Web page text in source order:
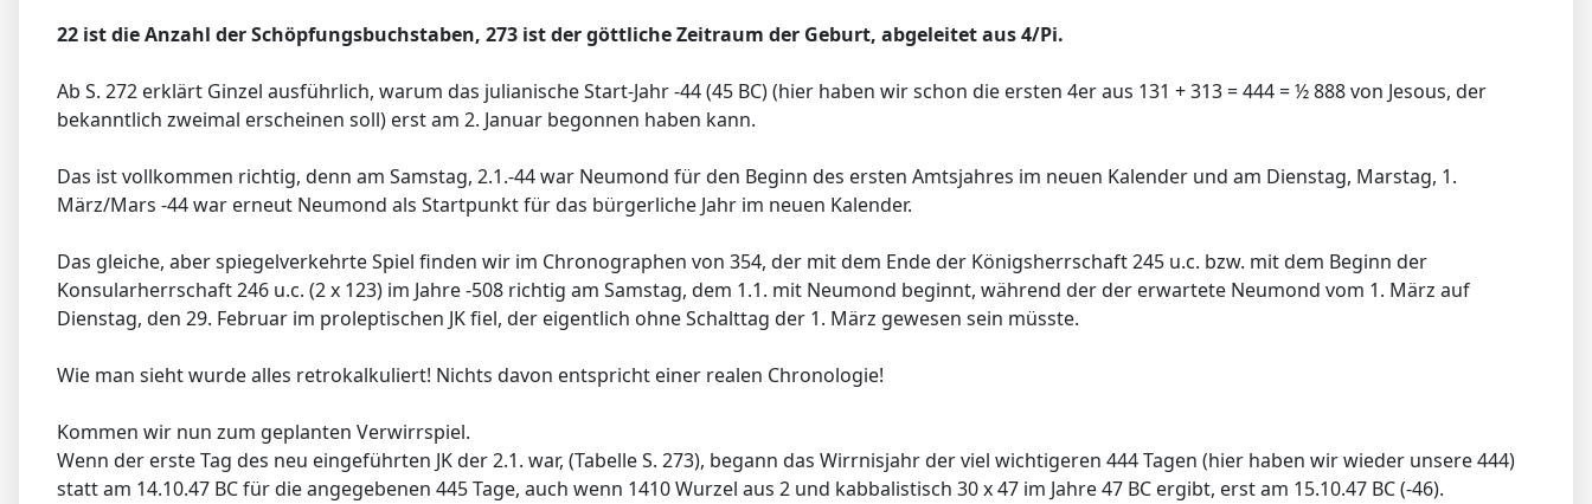
22 ist die Anzahl der Schöpfungsbuchstaben, 273 ist der göttliche Zeitraum der Geburt, abgeleitet aus 4/Pi.
Ab S. 272 erklärt Ginzel ausführlich, warum das julianische Start-Jahr -44 (45 BC) (hier haben wir schon die ersten 4er aus 131 + 313 = 444 = ½ 888 von Jesous, der
bekanntlich zweimal erscheinen soll) erst am 2. Januar begonnen haben kann.
Das ist vollkommen richtig, denn am Samstag, 2.1.-44 war Neumond für den Beginn des ersten Amtsjahres im neuen Kalender und am Dienstag, Marstag, 1.
März/Mars -44 war erneut Neumond als Startpunkt für das bürgerliche Jahr im neuen Kalender.
Das gleiche, aber spiegelverkehrte Spiel finden wir im Chronographen von 354, der mit dem Ende der Königsherrschaft 245 u.c. bzw. mit dem Beginn der
Konsularherrschaft 246 u.c. (2 x 123) im Jahre -508 richtig am Samstag, dem 1.1. mit Neumond beginnt, während der der erwartete Neumond vom 1. März auf
Dienstag, den 29. Februar im proleptischen JK fiel, der eigentlich ohne Schalttag der 1. März gewesen sein müsste.
Wie man sieht wurde alles retrokalkuliert! Nichts davon entspricht einer realen Chronologie!
Kommen wir nun zum geplanten Verwirrspiel.
Wenn der erste Tag des neu eingeführten JK der 2.1. war, (Tabelle S. 273), begann das Wirrnisjahr der viel wichtigeren 444 Tagen (hier haben wir wieder unsere 444)
statt am 14.10.47 BC für die angegebenen 445 Tage, auch wenn 1410 Wurzel aus 2 und kabbalistisch 30 x 47 im Jahre 47 BC ergibt, erst am 15.10.47 BC (-46).